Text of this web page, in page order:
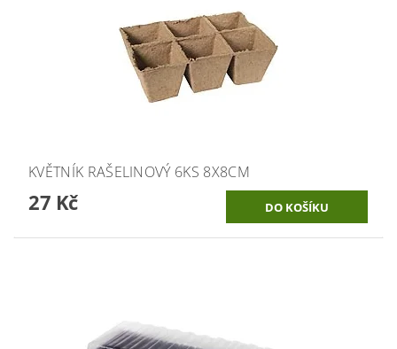
KVĚTNÍK RAŠELINOVÝ 6KS 8X8CM
27 Kč